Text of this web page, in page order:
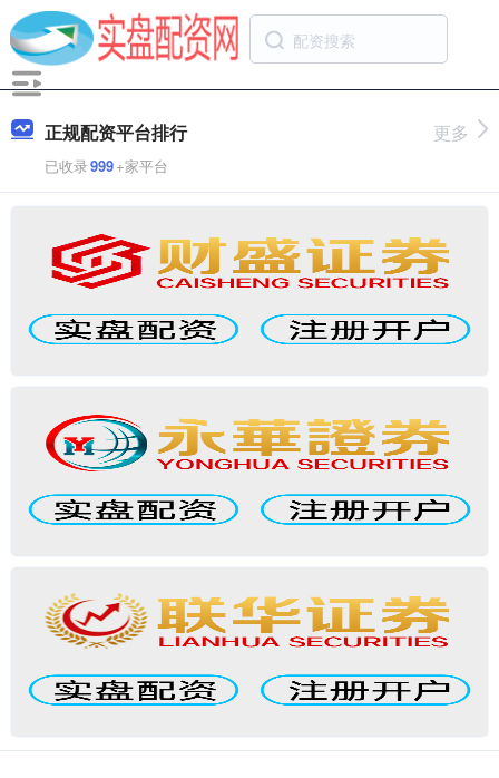
正规配资平台排行
已收录999+家平台
更多